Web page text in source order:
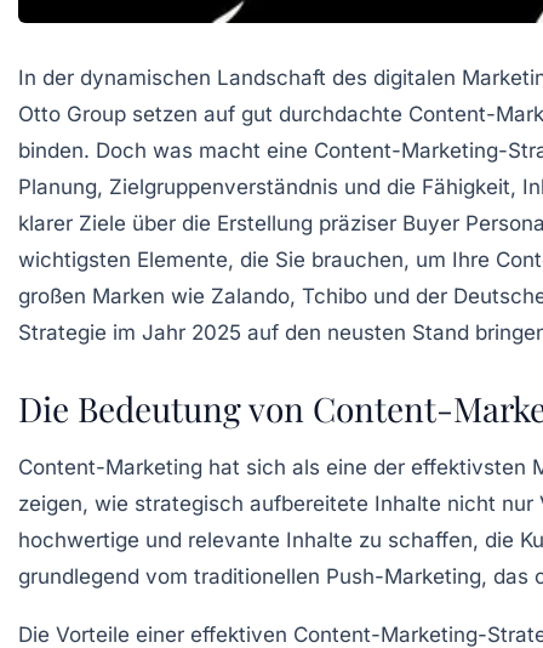
In der dynamischen Landschaft des digitalen
Otto Group setzen auf gut durchdachte Content-
binden. Doch was macht eine Content-Marketing-
Planung, Zielgruppenverständnis und die Fähigkeit,
klarer Ziele über die Erstellung präziser Buyer
wichtigsten Elemente, die Sie brauchen, um Ihre
großen Marken wie Zalando, Tchibo und der
Strategie im Jahr 2025 auf den neusten Stand
Die Bedeutung von Content-
Content-Marketing hat sich als eine der effektivsten
zeigen, wie strategisch aufbereitete Inhalte nicht
hochwertige und relevante Inhalte zu schaffen, die
grundlegend vom traditionellen Push-Marketing, das
Die Vorteile einer effektiven Content-Marketing-